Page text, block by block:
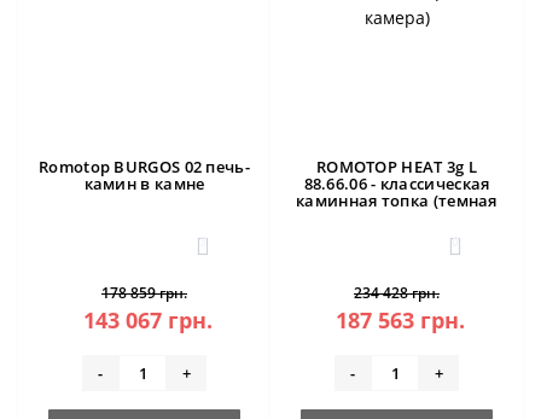
Romotop BURGOS 02 печь-
камин в камне
3
178 859 грн.
143 067 грн.
- +
ROMOTOP HEAT 3g L
88.66.06 - классическая
каминная топка (темная
0
234 428 грн.
187 563 грн.
- +